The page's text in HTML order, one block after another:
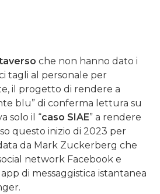
che non hanno dato i
tagli al personale per
il progetto di rendere a
blu” di conferma lettura su
solo il “caso SIAE” a rendere
questo inizio di 2023 per
da Mark Zuckerberg che
network Facebook e
di messaggistica istantanea